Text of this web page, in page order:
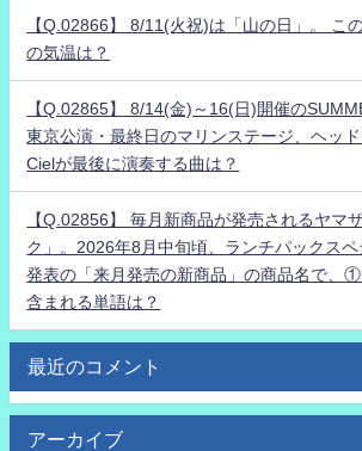
【Q.02866】 8/11(火祝)は「山の日」。 こ
の気温は？
【Q.02865】 8/14(金)～16(日)開催の
東京公演・最終日のマリンステージ、ヘッ
Cielが最後に演奏する曲は？
【Q.02856】 毎月新商品が発売されるヤマ
ク」。2026年8月中旬頃、ランチパックス
発表の「来月発売の新商品」の商品名で、
含まれる単語は？
最近のコメント
アーカイブ